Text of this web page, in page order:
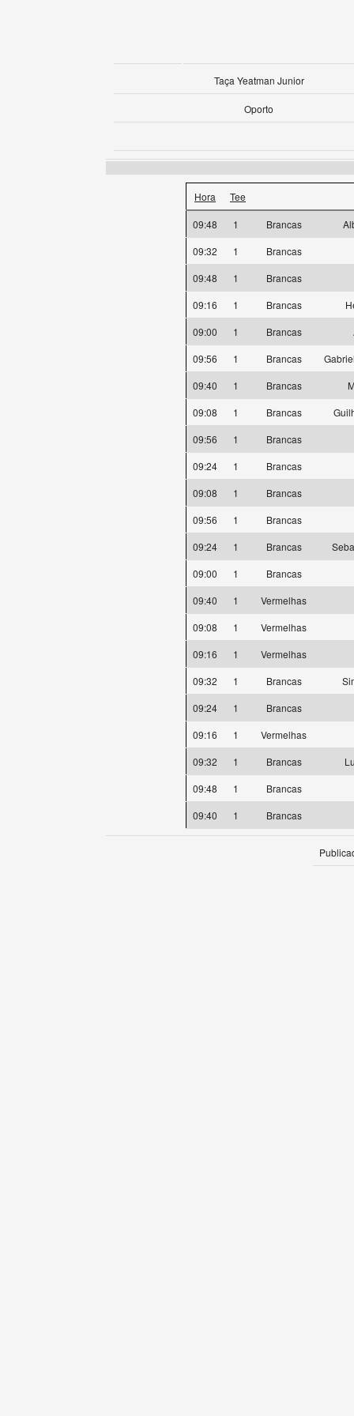
Taça Yeatman Junior
Oporto
Hora Tee
09:48 1 Brancas
09:32
1
Brancas
09:48
1 Brancas
09:16
1 Brancas
09:00
1 Brancas
09:56
1 Brancas
09:40
1 Brancas
09:08
1 Brancas
09:56
1 Brancas
09:24
1
Brancas
09:08
1
Brancas
09:56
1
Brancas
09:24
1 Brancas
09:00
1
Brancas
09:40
1
Vermelhas
09:08
1
Vermelhas
09:16
1
Vermelhas
09:32
1 Brancas
09:24
1
Brancas
09:16
1
Vermelhas
09:32
1 Brancas
09:48
1
Brancas
09:40
1 Brancas